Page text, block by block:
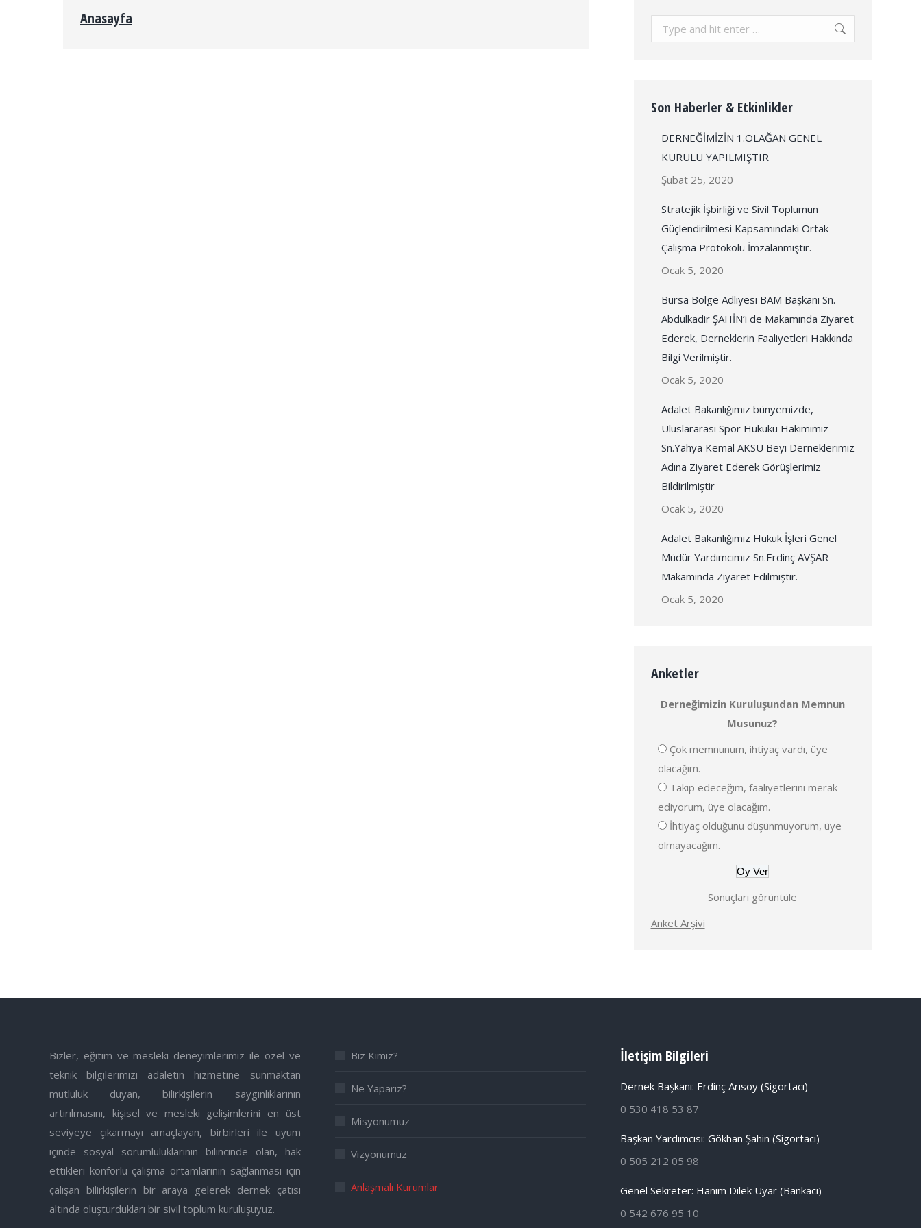
Anasayfa Search:
Son Haberler & Etkinlikler
DERNEĞİMİZİN 1.OLAĞAN GENEL
KURULU YAPILMIŞTIR
Şubat 25, 2020
Stratejik İşbirliği ve Sivil Toplumun
Güçlendirilmesi Kapsamındaki Ortak
Çalışma Protokolü İmzalanmıştır.
Ocak 5, 2020
Bursa Bölge Adliyesi BAM Başkanı Sn.
Abdulkadir ŞAHİN’i de Makamında Ziyaret
Ederek, Derneklerin Faaliyetleri Hakkında
Bilgi Verilmiştir.
Ocak 5, 2020
Adalet Bakanlığımız bünyemizde,
Uluslararası Spor Hukuku Hakimimiz
Sn.Yahya Kemal AKSU Beyi Derneklerimiz
Adına Ziyaret Ederek Görüşlerimiz
Bildirilmiştir
Ocak 5, 2020
Adalet Bakanlığımız Hukuk İşleri Genel
Müdür Yardımcımız Sn.Erdinç AVŞAR
Makamında Ziyaret Edilmiştir.
Ocak 5, 2020
Anketler
Derneğimizin Kuruluşundan Memnun
Musunuz?
Çok memnunum, ihtiyaç vardı, üye
olacağım.
Takip edeceğim, faaliyetlerini merak
ediyorum, üye olacağım.
İhtiyaç olduğunu düşünmüyorum, üye
olmayacağım.
Sonuçları görüntüle
Anket Arşivi
Bizler, eğitim ve mesleki deneyimlerimiz ile özel ve
teknik bilgilerimizi adaletin hizmetine sunmaktan
mutluluk duyan, bilirkişilerin saygınlıklarının
artırılmasını, kişisel ve mesleki gelişimlerini en üst
seviyeye çıkarmayı amaçlayan, birbirleri ile uyum
içinde sosyal sorumluluklarının bilincinde olan, hak
ettikleri konforlu çalışma ortamlarının sağlanması için
çalışan bilirkişilerin bir araya gelerek dernek çatısı
altında oluşturdukları bir sivil toplum kuruluşuyuz.
Biz Kimiz?
Ne Yaparız?
Misyonumuz
Vizyonumuz
Anlaşmalı Kurumlar
İletişim Bilgileri
Dernek Başkanı: Erdinç Arısoy (Sigortacı)
0 530 418 53 87
Başkan Yardımcısı: Gökhan Şahin (Sigortacı)
0 505 212 05 98
Genel Sekreter: Hanım Dilek Uyar (Bankacı)
0 542 676 95 10